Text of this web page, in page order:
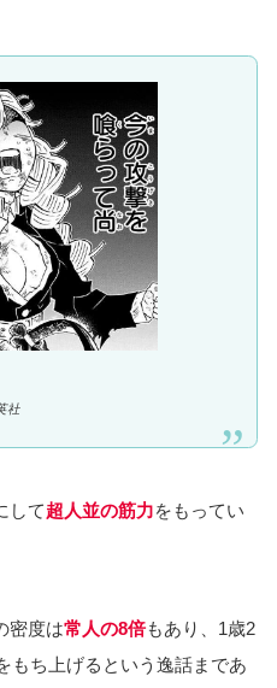
社
して超人並の筋力をもってい
密度は常人の8倍もあり、1歳2
もち上げるという逸話まであ